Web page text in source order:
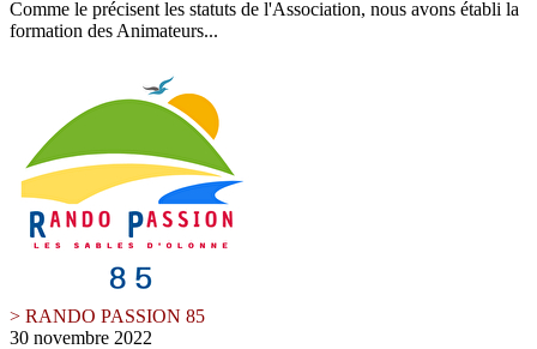
Comme le précisent les statuts de l'Association, nous avons établi la
formation des Animateurs...
> RANDO PASSION 85
30 novembre 2022